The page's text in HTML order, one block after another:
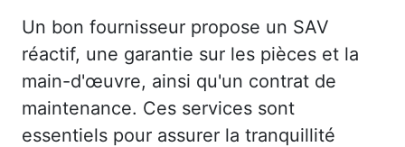
Un bon fournisseur propose un SAV
réactif, une garantie sur les pièces et la
main-d'œuvre, ainsi qu'un contrat de
maintenance. Ces services sont
essentiels pour assurer la tranquillité